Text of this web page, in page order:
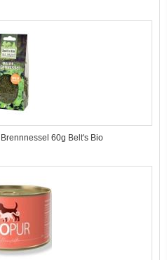
60g Belt's Bio